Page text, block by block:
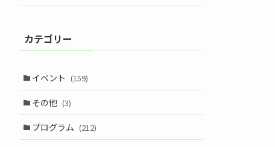
カテゴリー
イベント (159)
その他 (3)
プログラム (212)